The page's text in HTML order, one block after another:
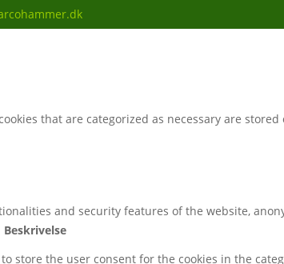
that are categorized as necessary are
and security features of the website,
Beskrivelse
store the user consent for the cookies in the